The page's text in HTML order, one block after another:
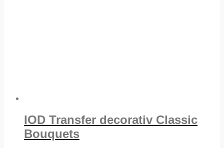
IOD Transfer decorativ Classic
Bouquets